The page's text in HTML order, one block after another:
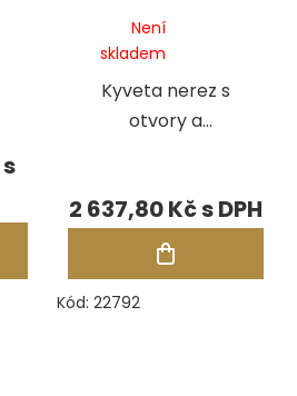
Kyveta nerez s
otvory a
mm, tl. stěny 2,5
mm
Není
skladem
2 637,80 Kč
Kód: 22792